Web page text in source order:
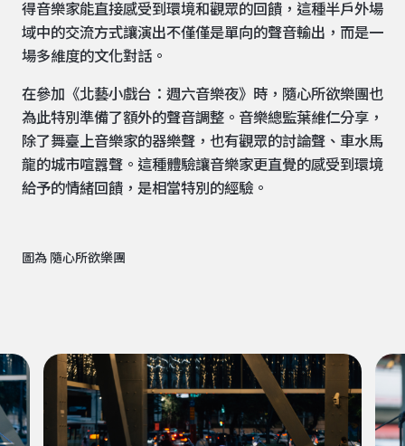
得音樂家能直接感受到環境和觀眾的回饋，這種半戶外場
域中的交流方式讓演出不僅僅是單向的聲音輸出，而是一
場多維度的文化對話。
在參加《北藝小戲台：週六音樂夜》時，隨心所欲樂團也
為此特別準備了額外的聲音調整。音樂總監葉維仁分享，
除了舞臺上音樂家的器樂聲，也有觀眾的討論聲、車水馬
龍的城市喧囂聲。這種體驗讓音樂家更直覺的感受到環境
給予的情緒回饋，是相當特別的經驗。
圖為 隨心所欲樂團